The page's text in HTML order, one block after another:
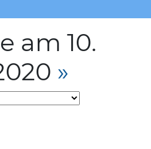
am 10.
»